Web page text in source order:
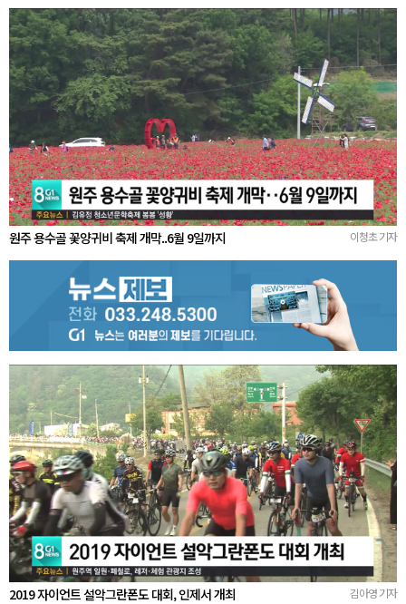
원주 용수골 꽃양귀비 축제 개막..6월 9일까지 이청초 기자
2019 자이언트 설악그란폰도 대회, 인제서 개최 김아영 기자